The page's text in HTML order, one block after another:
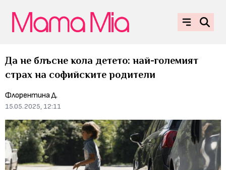
Да не блъсне кола детето: най-големият
страх на софийските родители
Флорентина Д.
15.05.2025, 12:11